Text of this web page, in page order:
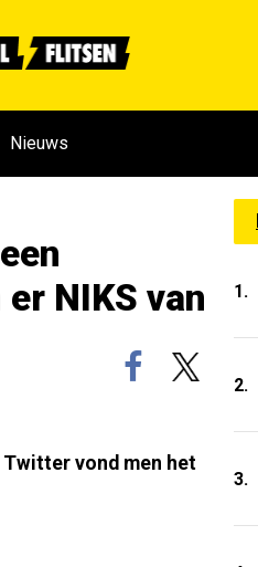
Nieuws
NIKS van
Twitter vond men het
1.
2.
3.